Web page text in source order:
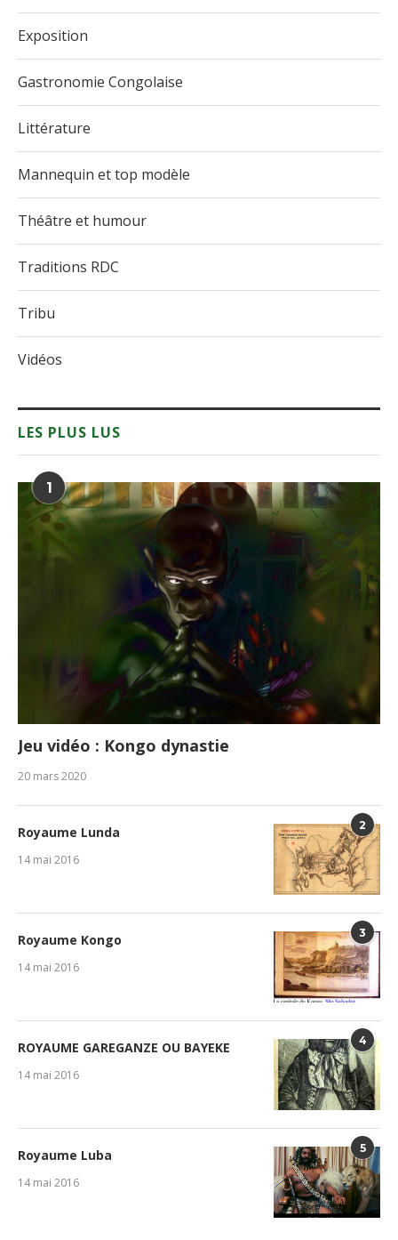
Exposition
Gastronomie Congolaise
Littérature
Mannequin et top modèle
Théâtre et humour
Traditions RDC
Tribu
Vidéos
LES PLUS LUS
1
Jeu vidéo : Kongo dynastie
20 mars 2020
2
Royaume Lunda
14 mai 2016
3
Royaume Kongo
14 mai 2016
4
ROYAUME GAREGANZE OU BAYEKE
14 mai 2016
5
Royaume Luba
14 mai 2016